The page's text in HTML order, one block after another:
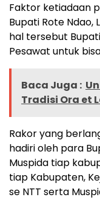
Faktor ketiadaan
Bupati Rote Ndao,
hal tersebut
Pesawat untuk
Baca Juga :
Tradisi Ora et
Rakor yang
hadiri oleh para
Muspida tiap
tiap Kabupaten,
se NTT serta